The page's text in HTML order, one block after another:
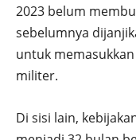
2023 belum
sebelumnya
untuk
militer.
Di sisi lain,